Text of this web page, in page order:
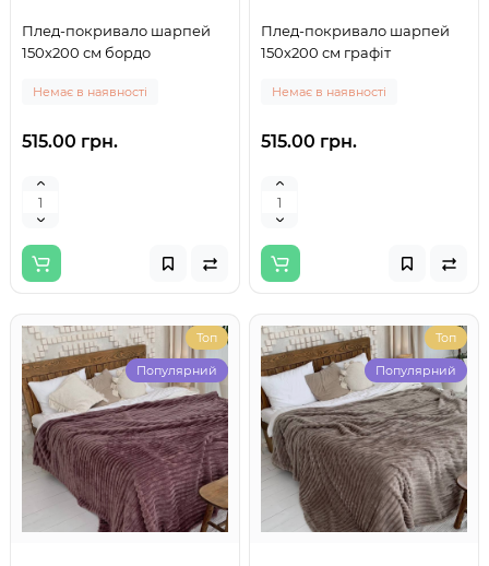
Плед-покривало шарпей
150х200 см бордо
Немає в наявності
515.00 грн.
Плед-покривало шарпей
150х200 см графіт
Немає в наявності
515.00 грн.
Топ
Популярний
Топ
Популярний